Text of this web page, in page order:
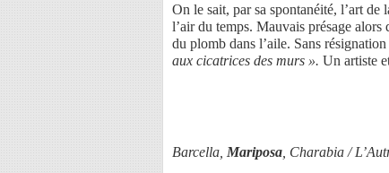
On le sait, par sa spontanéité, l’art
l’air du temps. Mauvais présage
du plomb dans l’aile. Sans
aux cicatrices des murs ». Un artiste
Barcella, Mariposa , Charabia /